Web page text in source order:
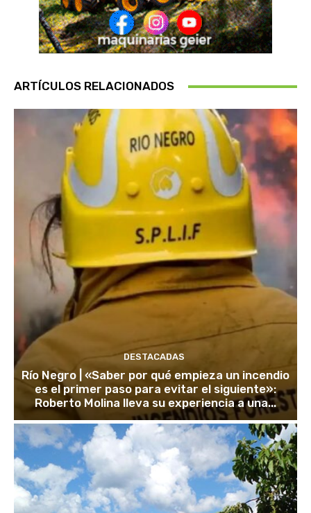
ARTÍCULOS RELACIONADOS
DESTACADAS
Río Negro | «Saber por qué empieza un incendio
es el primer paso para evitar el siguiente»:
Roberto Molina lleva su experiencia a una...